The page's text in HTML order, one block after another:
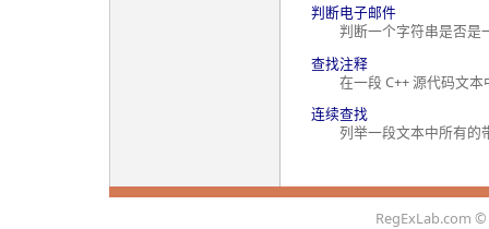
判断电子邮件
判断一个字符串是否是
查找注释
在一段 C++ 源代码文本
连续查找
列举一段文本中所有的
RegExLab.com ©